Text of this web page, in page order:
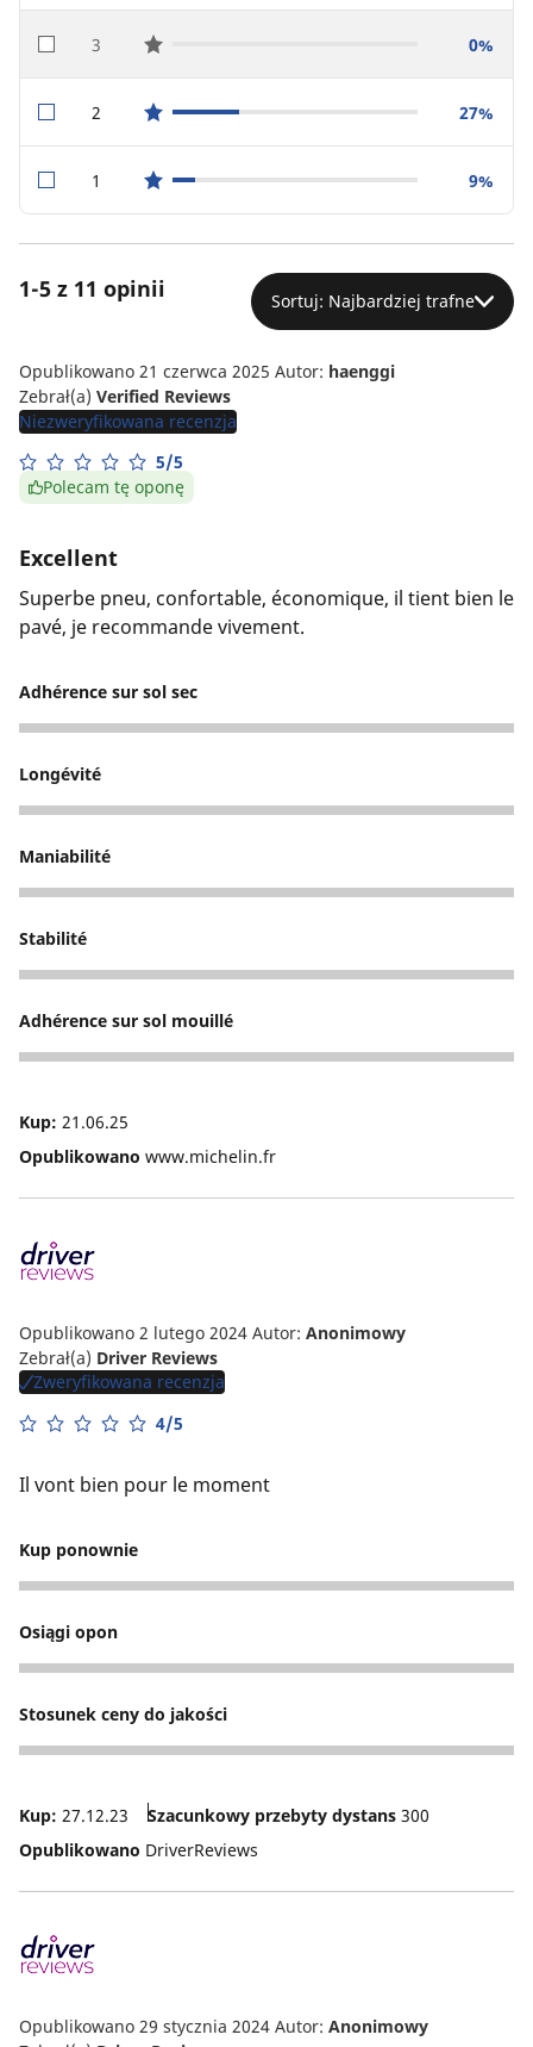
3star reviews 0%
2star reviews 27%
1star reviews 9%
1-5 z 11 opinii Sortuj: Najbardziej trafne
Opublikowano 21 czerwca 2025 Autor: haenggi
Zebrał(a) Verified Reviews
Niezweryfikowana recenzja
5/5
Polecam tę oponę
Excellent
Superbe pneu, confortable, économique, il tient bien le
pavé, je recommande vivement.
Adhérence sur sol sec
5
Longévité
5
Maniabilité
5
Stabilité
5
Adhérence sur sol mouillé
5
Kup: 21.06.25
Opublikowano www.michelin.fr
Opublikowano 2 lutego 2024 Autor: Anonimowy
Zebrał(a) Driver Reviews
Zweryfikowana recenzja
4/5
Il vont bien pour le moment
Kup ponownie
4
Osiągi opon
4
Stosunek ceny do jakości
4
Kup: 27.12.23 Szacunkowy przebyty dystans 300
Opublikowano DriverReviews
Opublikowano 29 stycznia 2024 Autor: Anonimowy